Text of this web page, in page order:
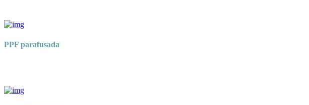
PPF parafusada